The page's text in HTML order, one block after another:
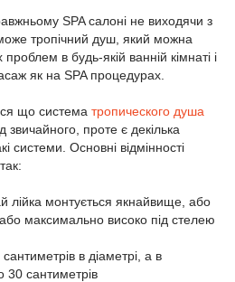
SPA салоні не виходячи з
тропічний душ, який можна
в будь-якій ванній кімнаті і
як на SPA процедурах.
що система тропического душа
звичайного, проте є декілька
системи. Основні відмінності
лійка монтується якнайвище, або
максимально високо під стелею
в діаметрі, а в
30 сантиметрів